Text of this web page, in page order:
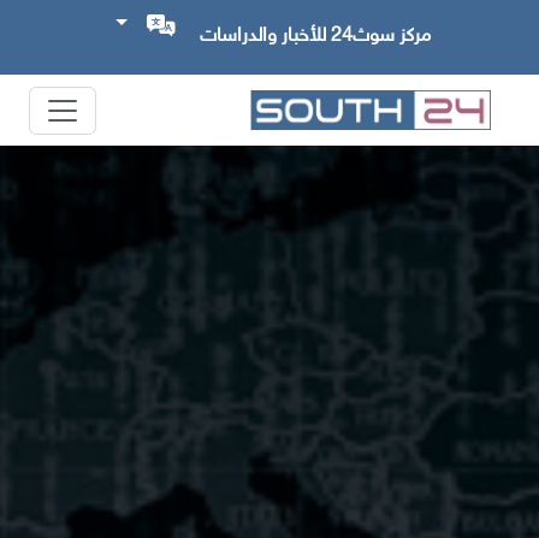
مركز سوث24 للأخبار والدراسات